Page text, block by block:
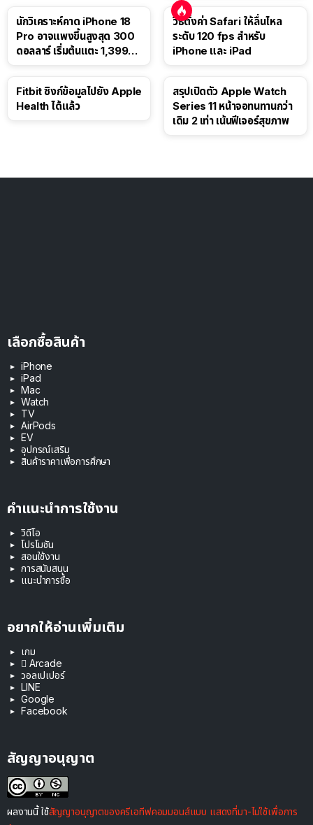
นักวิเคราะห์คาด iPhone 18
Pro อาจแพงขึ้นสูงสุด 300
ดอลลาร์ เริ่มต้นแตะ 1,399
วิธีตั้งค่า Safari ให้ลื่นไหล
ระดับ 120 fps สำหรับ
iPhone และ iPad
Fitbit ซิงก์ข้อมูลไปยัง Apple
Health ได้แล้ว
สรุปเปิดตัว Apple Watch
Series 11 หน้าจอทนทานกว่า
เดิม 2 เท่า เน้นฟีเจอร์สุขภาพ
เลือกซื้อสินค้า
iPhone
iPad
Mac
Watch
TV
AirPods
EV
อุปกรณ์เสริม
สินค้าราคาเพื่อการศึกษา
คำแนะนำการใช้งาน
วิดีโอ
โปรโมชัน
สอนใช้งาน
การสนับสนุน
แนะนำการซื้อ
อยากให้อ่านเพิ่มเติม
เกม
 Arcade
วอลเปเปอร์
LINE
Google
Facebook
สัญญาอนุญาต
ผลงานนี้ ใช้สัญญาอนุญาตของครีเอทีฟคอมมอนส์แบบ แสดงที่มา-ไม่ใช้เพื่อการ